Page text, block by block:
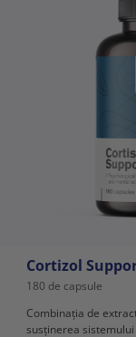
Cortizol
180 de capsule
Combinația de
susținerea